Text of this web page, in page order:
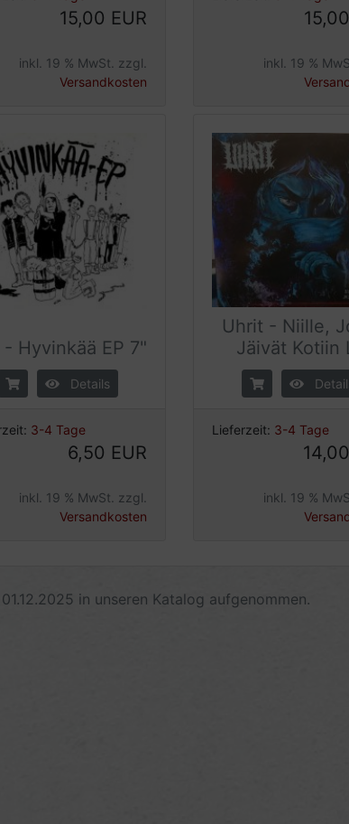
15,00 EUR
inkl. 19 % MwSt. zzgl.
Versandkosten
inkl. 19 %
- Hyvinkää EP 7"
Details
3-4 Tage
6,50 EUR
inkl. 19 % MwSt. zzgl.
Versandkosten
Uhrit - Niille,
Jäivät Kotiin
Lieferzeit: 3-4 Tage
inkl. 19 %
in unseren Katalog aufgenommen.